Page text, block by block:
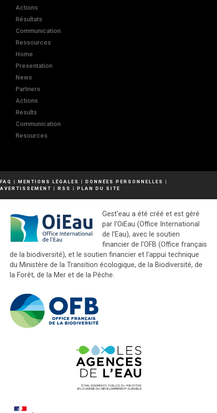
Actions
Résultats
Communication
Ressources
Home
Presentation
News
Partners
Actions
Results
Communication
Resources
FAQ | MENTIONS LÉGALES | DONNÉES PERSONNELLES
|
AVERTISSEMENT | RSS | PLAN DU SITE
Gest'eau a été créé et est géré
par l'OiEau (Office International
de l'Eau), avec le soutien
financier de l'OFB (Office français
de la biodiversité), et le soutien financier et l'appui technique
du Ministère de la Transition écologique, de la Biodiversité, de
la Forêt, de la Mer et de la Pêche.